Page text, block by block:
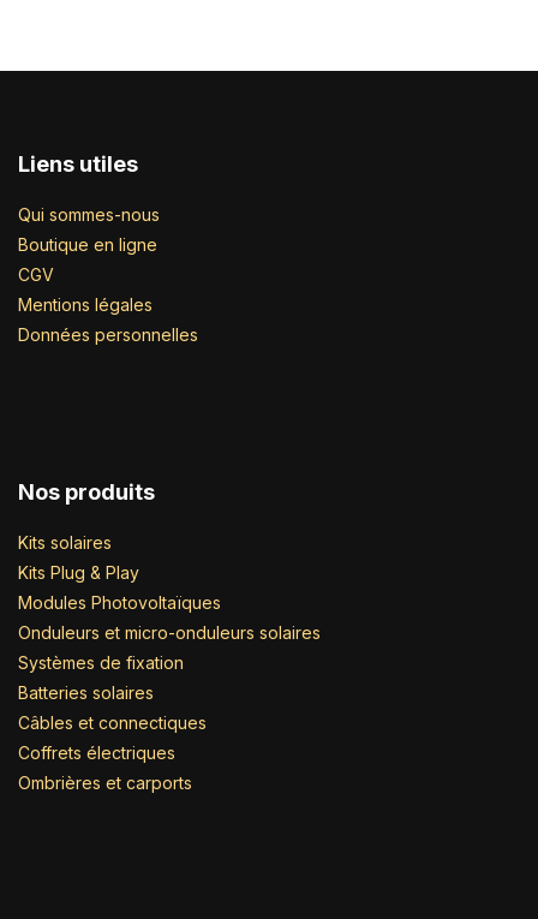
Liens utiles
Qui sommes-nous
Boutique en ligne
CGV
Mentions légales
Données personnelles
Nos produits
Kits solaires
Kits Plug & Play
Modules Photovoltaïques
Onduleurs et micro-onduleurs solaires
Systèmes de fixation
Batteries solaires
Câbles et connectiques
Coffrets électriques
Ombrières et carports